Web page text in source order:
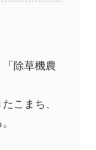
除草機農
こまち、